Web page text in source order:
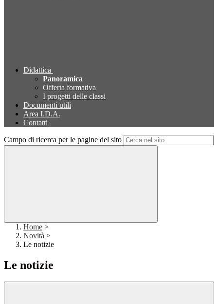
Didattica
Panoramica
Offerta formativa
I progetti delle classi
Documenti utili
Area I.D.A.
Contatti
Campo di ricerca per le pagine del sito
Home >
Novità >
Le notizie
Le notizie